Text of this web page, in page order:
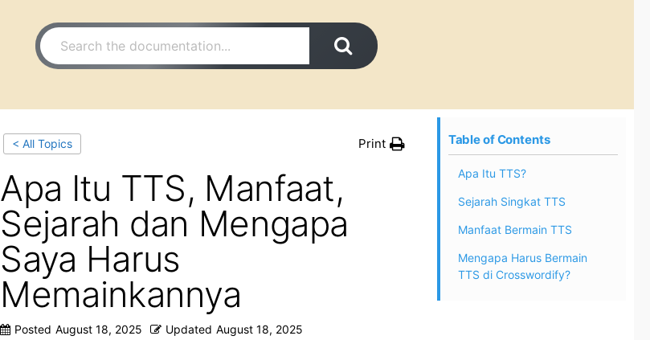
< All Topics Print
Apa Itu TTS, Manfaat,
Sejarah dan Mengapa
Saya Harus
Memainkannya
Posted August 18, 2025 Updated August 18, 2025
Table of Contents
Apa Itu TTS?
Sejarah Singkat TTS
Manfaat Bermain TTS
Mengapa Harus Bermain
TTS di Crosswordify?